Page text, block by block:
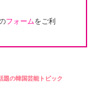
フォームをご利
題の韓国芸能トピック